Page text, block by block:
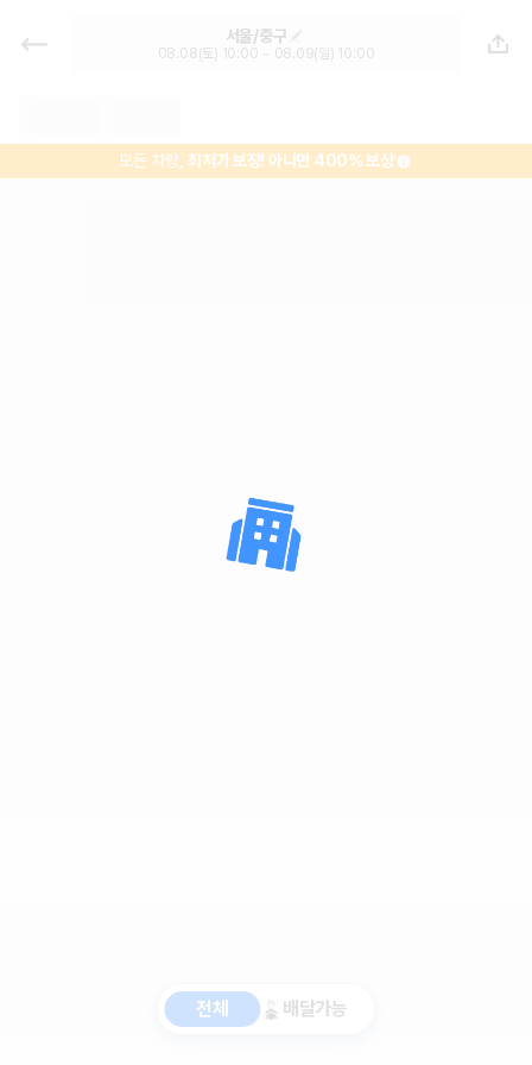
서울역 렌트카 - 서울 렌터카 가격비
교, 최저가 보장 1위 카모아
서울/중구
08.08(토) 10:00 ~ 08.09(일) 10:00
모든 차량,최저가 보장! 아니면 400% 보상
전체 배달가능